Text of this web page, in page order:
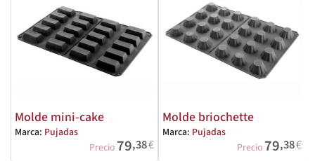
Molde mini-cake
Marca: Pujadas
Precio 79,38€
Molde briochette
Marca: Pujadas
Precio 79,38€